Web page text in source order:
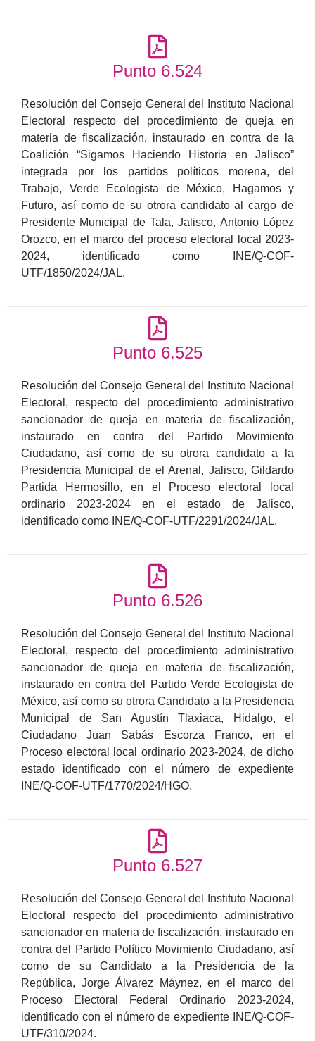
Punto 6.524
Resolución del Consejo General del Instituto Nacional
Electoral respecto del procedimiento de queja en
materia de fiscalización, instaurado en contra de la
Coalición “Sigamos Haciendo Historia en Jalisco”
integrada por los partidos políticos morena, del
Trabajo, Verde Ecologista de México, Hagamos y
Futuro, así como de su otrora candidato al cargo de
Presidente Municipal de Tala, Jalisco, Antonio López
Orozco, en el marco del proceso electoral local 2023-
2024, identificado como INE/Q-COF-
UTF/1850/2024/JAL.
Punto 6.525
Resolución del Consejo General del Instituto Nacional
Electoral, respecto del procedimiento administrativo
sancionador de queja en materia de fiscalización,
instaurado en contra del Partido Movimiento
Ciudadano, así como de su otrora candidato a la
Presidencia Municipal de el Arenal, Jalisco, Gildardo
Partida Hermosillo, en el Proceso electoral local
ordinario 2023-2024 en el estado de Jalisco,
identificado como INE/Q-COF-UTF/2291/2024/JAL.
Punto 6.526
Resolución del Consejo General del Instituto Nacional
Electoral, respecto del procedimiento administrativo
sancionador de queja en materia de fiscalización,
instaurado en contra del Partido Verde Ecologista de
México, así como su otrora Candidato a la Presidencia
Municipal de San Agustín Tlaxiaca, Hidalgo, el
Ciudadano Juan Sabás Escorza Franco, en el
Proceso electoral local ordinario 2023-2024, de dicho
estado identificado con el número de expediente
INE/Q-COF-UTF/1770/2024/HGO.
Punto 6.527
Resolución del Consejo General del Instituto Nacional
Electoral respecto del procedimiento administrativo
sancionador en materia de fiscalización, instaurado en
contra del Partido Político Movimiento Ciudadano, así
como de su Candidato a la Presidencia de la
República, Jorge Álvarez Máynez, en el marco del
Proceso Electoral Federal Ordinario 2023-2024,
identificado con el número de expediente INE/Q-COF-
UTF/310/2024.